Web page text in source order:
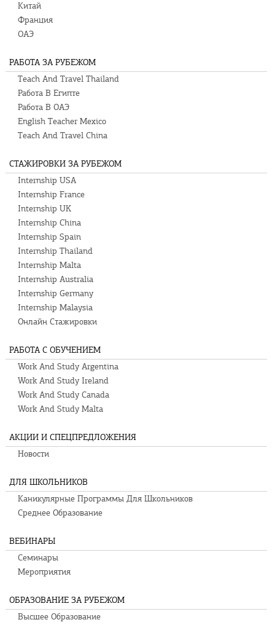
Китай
Франция
ОАЭ
РАБОТА ЗА РУБЕЖОМ
Teach And Travel Thailand
Работа В Египте
Работа В ОАЭ
English Teacher Mexico
Teach And Travel China
СТАЖИРОВКИ ЗА РУБЕЖОМ
Internship USA
Internship France
Internship UK
Internship China
Internship Spain
Internship Thailand
Internship Malta
Internship Australia
Internship Germany
Internship Malaysia
Онлайн Стажировки
РАБОТА С ОБУЧЕНИЕМ
Work And Study Argentina
Work And Study Ireland
Work And Study Canada
Work And Study Malta
АКЦИИ И СПЕЦПРЕДЛОЖЕНИЯ
Новости
ДЛЯ ШКОЛЬНИКОВ
Каникулярные Программы Для Школьников
Среднее Образование
ВЕБИНАРЫ
Семинары
Мероприятия
ОБРАЗОВАНИЕ ЗА РУБЕЖОМ
Высшее Образование